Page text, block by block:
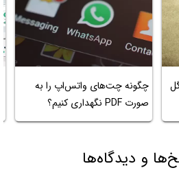
چگونه چت‌های واتس‌اپ را به
صورت PDF نگهداری کنیم؟
و دیدگاه‌ها